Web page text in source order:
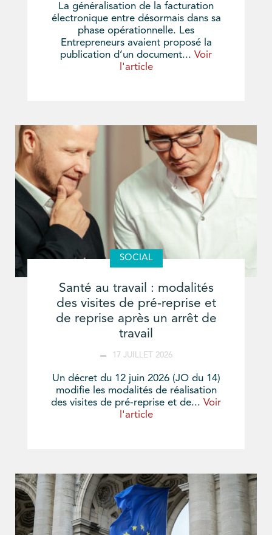
La généralisation de la facturation
électronique entre désormais dans sa
phase opérationnelle. Les
Entrepreneurs avaient proposé la
publication d’un document... Voir
l'article
SOCIAL
Santé au travail : modalités
des visites de pré-reprise et
de reprise après un arrêt de
travail
17 JUILLET 2026
Un décret du 12 juin 2026 (JO du 14)
modifie les modalités de réalisation
des visites de pré-reprise et de... Voir
l'article